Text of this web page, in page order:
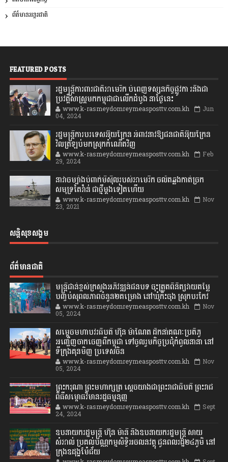
ព័ត៌មានអន្តរជាតិ
FEATURED POSTS
រដ្ឋមន្រ្តីការពារជាតិអាមេរិក បំពេញទស្សនកិច្ចផ្លូវកា រនិងជា
ប្រវត្តិសាស្រ្តមកកម្ពុជាជាលើកដំបូង នាថ្ងៃនេះ
www.k-rasmeydomreymeasposttv.com.kh Jun
04, 2024
រដ្ឋមន្ត្រីការបរទេសអ៊ុយក្រែន អំពាវនាវឱ្យជនជាតិអ៊ុយក្រែន
វិលត្រឡប់មកស្រុកកំណើតវិញ
www.k-rasmeydomreymeasposttv.com.kh Feb
29, 2024
នាវាចម្បាំងបំពាក់មីស៊ីលរបស់អាមេរិក ចល័តឆ្លងកាត់ច្រក
សមុទ្រតៃវ៉ាន់ ជាថ្មីម្តងទៀតហើយ
www.k-rasmeydomreymeasposttv.com.kh Nov
23, 2021
សន្តិសុខសង្គម
ព័ត៌មានជាតិ
មន្ត្រីជាន់ខ្ពស់ក្រសួងអភិវឌ្ឍន៍ជនបទ ចុះត្រួតពិនិត្យវាយតម្លៃ
បញ្ចប់សុពលភាពចំនួន២គម្រោង នៅឃុំកិះចុង ស្រុកបរកែវ
www.k-rasmeydomreymeasposttv.com.kh Nov
05, 2024
សម្តេចមហាបវរធិបតី ហ៊ុន ម៉ាណែត ដឹកនាំគណៈប្រតិភូ
អញ្ជើញចាកចេញពីកម្ពុជា ទៅចូលរួមកិច្ចប្រជុំកំពូលនានា នៅ
ទីក្រុងគុនមិញ ប្រទេសចិន
www.k-rasmeydomreymeasposttv.com.kh Nov
05, 2024
ព្រះករុណា ព្រះមហាក្សត្រ ស្តេចយាងជាព្រះរាជាធិបតី ព្រះរាជ
ពិធីសម្ពោធវិមានរដ្ឋធម្មនុញ្ញ
www.k-rasmeydomreymeasposttv.com.kh Sept
24, 2024
ឧបនាយករដ្ឋមន្ដ្រី ហ៊ុន ម៉ានី និងឧបនាយករដ្ឋមន្ដ្រី សាយ
សំអាល់ ប្រគល់បណ្ណកម្មសិទ្ធិអចលនវត្ថុ ជូនពលរដ្ឋ២៤ភូមិ នៅ
ក្រុងឧដុង្គម៉ែជ័យ